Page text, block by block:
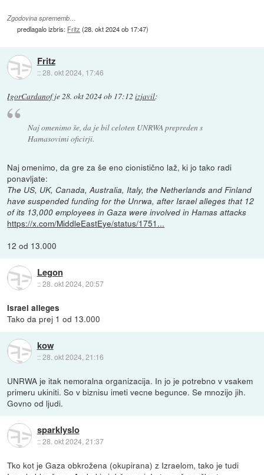
Zgodovina sprememb…
predlagalo izbris: Fritz (28. okt 2024 ob 17:47)
Fritz
::28. okt 2024, 17:46
IgorCardanofje28. okt 2024 ob 17:12 izjavil:
Naj omenimo še, da je bil celoten UNRWA prepreden s
Hamasovimi oficirji.
Naj omenimo, da gre za še eno cionistično laž, ki jo tako radi
ponavljate:
The US, UK, Canada, Australia, Italy, the Netherlands and Finland
have suspended funding for the Unrwa, after Israel alleges that 12
of its 13,000 employees in Gaza were involved in Hamas attacks
https://x.com/MiddleEastEye/status/1751...
12 od 13.000
Legon
::28. okt 2024, 20:57
Israel alleges
Tako da prej 1 od 13.000
kow
::28. okt 2024, 21:16
UNRWA je itak nemoralna organizacija. In jo je potrebno v vsakem
primeru ukiniti. So v biznisu imeti vecne begunce. Se mnozijo jih.
Govno od ljudi.
sparklyslo
::28. okt 2024, 21:37
Tko kot je Gaza obkrožena (okupirana) z Izraelom, tako je tudi